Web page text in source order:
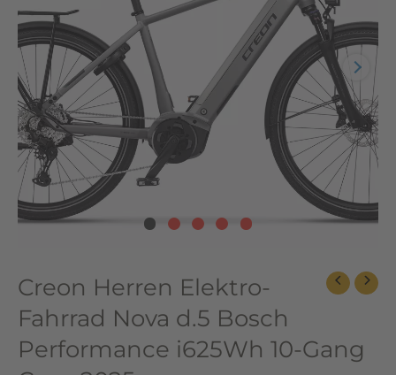
Creon Herren Elektro-
Fahrrad Nova d.5 Bosch
Performance i625Wh 10-Gang
Bosch
Performance
i625Wh
10-
Gang
Cues
2025
Menge